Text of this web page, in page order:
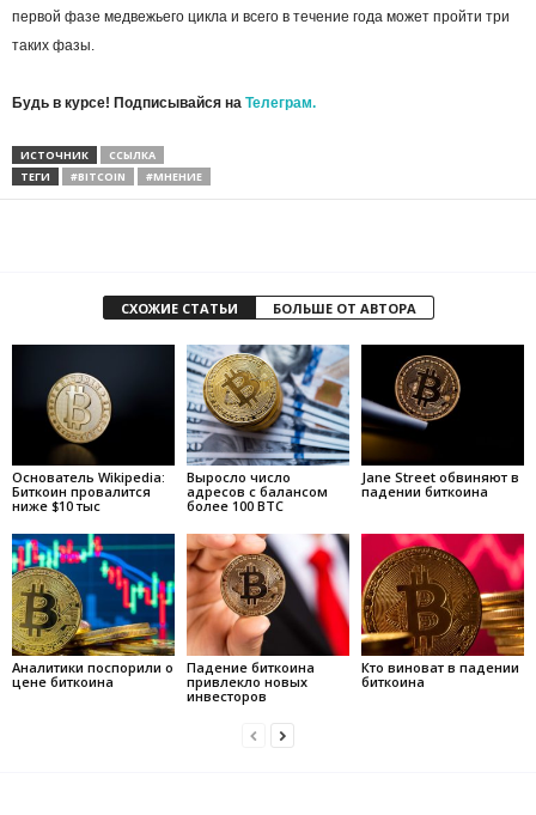
первой фазе медвежьего цикла и всего в течение года может пройти три
таких фазы.
Будь в курсе! Подписывайся на Телеграм.
ИСТОЧНИК
ССЫЛКА
ТЕГИ
#BITCOIN #МНЕНИЕ
СХОЖИЕ СТАТЬИ БОЛЬШЕ ОТ АВТОРА
Основатель Wikipedia:
Биткоин провалится
ниже $10 тыс
Выросло число
адресов с балансом
более 100 BTC
Jane Street обвиняют в
падении биткоина
Аналитики поспорили о
цене биткоина
Падение биткоина
привлекло новых
инвесторов
Кто виноват в падении
биткоина